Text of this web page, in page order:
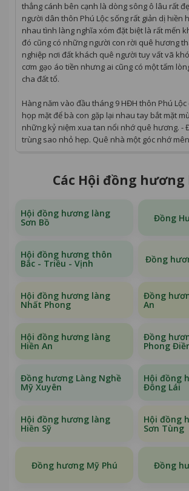
thẳng cánh bên cạnh là dòng sông ô lâu rất
người dân thôn Phú Lộc sống rất giản dị hiền
nhau tình làng nghĩa xóm đặt biệt là rất mến
đó cũng có những người con rời quê hương
nghiệp nơi đất khách quê người tuy vất vã
cơm gạo áo tiền nhưng ai cũng có một tấm
cha đất tổ.
Hàng năm vào đầu tháng 9 HĐH thôn Phú
họp mặt để bà con gặp lại nhau tay bắt mặt
những kỷ niệm xua tan nổi nhớ quê hương. -
trùng sao nhỏ hẹp. Quê nhà một góc nhớ
Các Hội đồng hương
Hội đồng hương làng
Sơn Bồ Đồng
Hội đồng hương thôn
Bắc - Triều - Vịnh Đồng
Hội đồng hương làng
Nhất Phong
Đồng
An
Hội đồng hương làng
Hiền An
Đồng
Phong
Đồng hương Làng Nghề
Mỹ Xuyên
Hội đồng
Đông Lái
Hội đồng hương làng
Hiền Sỹ
Hội đồng
Sơn Tùng
Đồng hương Mỹ Phú Đồng